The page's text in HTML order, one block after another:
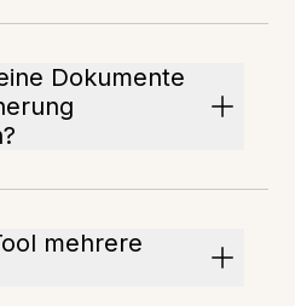
Dokumente
mehrere